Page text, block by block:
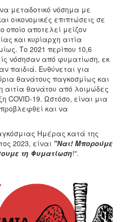
μεταδοτικό νόσημα με
οικονομικές επιπτώσεις σε
οποίο αποτελεί μείζον
και κυρίαρχη αιτία
Το 2021 περίπου 10,6
νόσησαν από φυματίωση, εκ
παιδιά. Ευθύνεται για
θανάτους παγκοσμίως και
αιτία θανάτου από λοιμώδες
COVID-19. Ωστόσο, είναι μια
και να
Ημέρας κατά της
2023, είναι "Ναι! Μπορούμε
τη Φυματίωση!".